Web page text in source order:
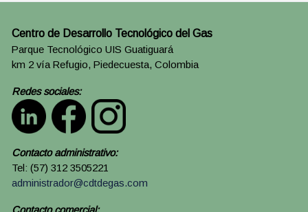
Centro de Desarrollo Tecnológico del Gas
Parque Tecnológico UIS Guatiguará
km 2 vía Refugio, Piedecuesta, Colombia
Redes sociales:
Contacto administrativo:
Tel: (57) 312 3505221
administrador@cdtdegas.com